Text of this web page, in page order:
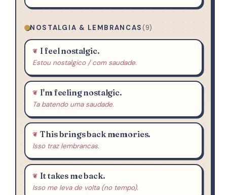
NOSTALGIA & LEMBRANCAS(9)
I feel nostalgic.
Estou nostalgico / com saudade.
I'm feeling nostalgic.
Ta batendo uma saudade.
This brings back memories.
Isso traz lembrancas.
It takes me back.
Isso me leva de volta (no tempo).